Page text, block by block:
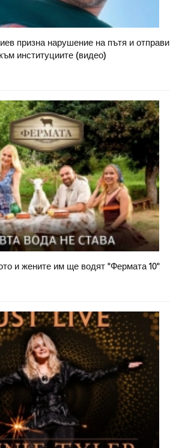
призна нарушение на пътя и отправи
институциите (видео)
и жените им ще водят "Фермата 10"